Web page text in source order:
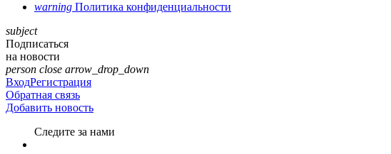
warning Политика конфиденциальности
subject
Подписаться
на новости
person close arrow_drop_down
ВходРегистрация
Обратная связь
Добавить новость
Cледите за нами